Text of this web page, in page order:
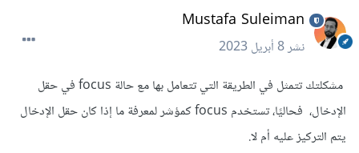
Mustafa Suleiman
نشر8 أبريل 2023
مشكلتك تتمثل في الطريقة التي تتعامل بها مع حالة focus في حقل
الإدخال، فحاليًا، تستخدم focus كمؤشر لمعرفة ما إذا كان حقل الإدخال
يتم التركيز عليه أم لا.